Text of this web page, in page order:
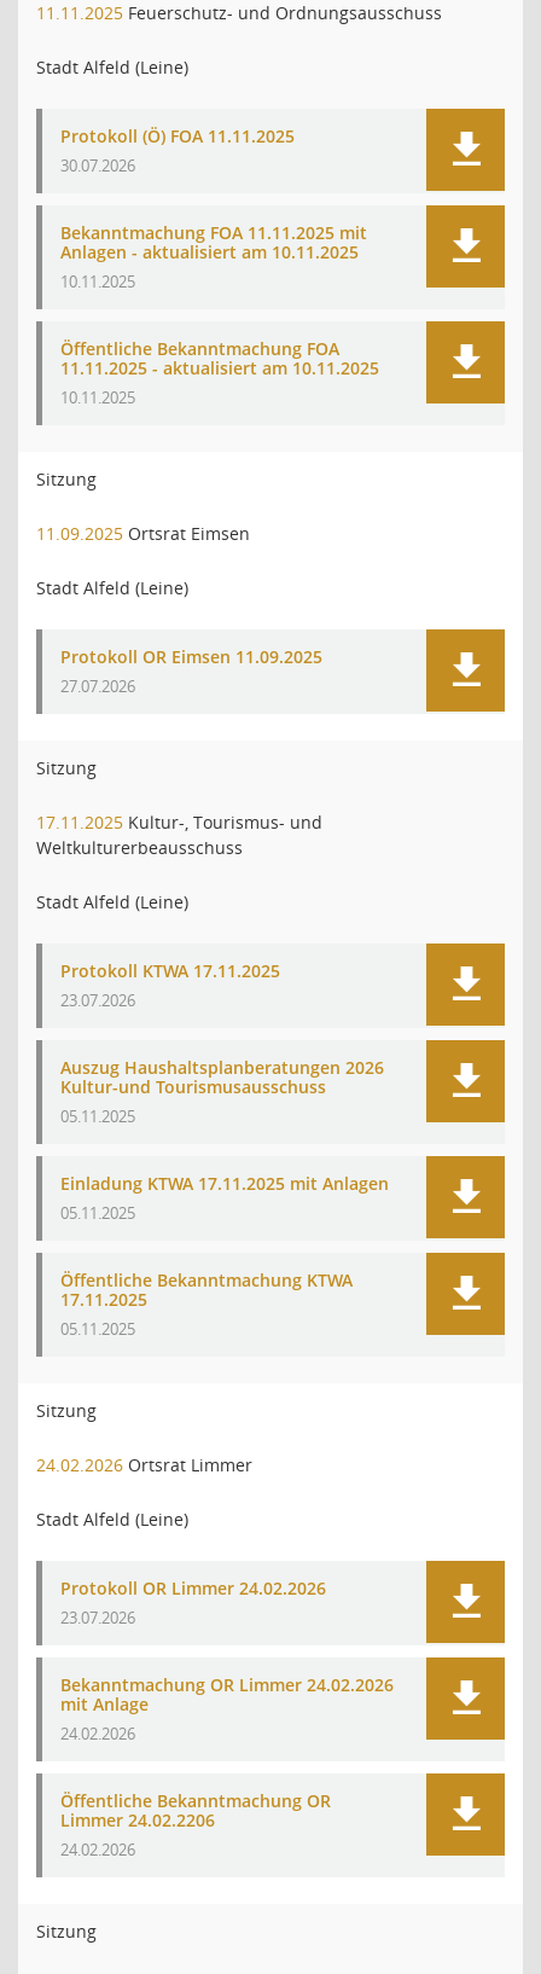
11.11.2025 Feuerschutz- und Ordnungsausschuss
Stadt Alfeld (Leine)
Protokoll (Ö) FOA 11.11.2025
30.07.2026
Bekanntmachung FOA 11.11.2025 mit
Anlagen - aktualisiert am 10.11.2025
10.11.2025
Öffentliche Bekanntmachung FOA
11.11.2025 - aktualisiert am 10.11.2025
10.11.2025
Sitzung
11.09.2025 Ortsrat Eimsen
Stadt Alfeld (Leine)
Protokoll OR Eimsen 11.09.2025
27.07.2026
Sitzung
17.11.2025 Kultur-, Tourismus- und
Weltkulturerbeausschuss
Stadt Alfeld (Leine)
Protokoll KTWA 17.11.2025
23.07.2026
Auszug Haushaltsplanberatungen 2026
Kultur-und Tourismusausschuss
05.11.2025
Einladung KTWA 17.11.2025 mit Anlagen
05.11.2025
Öffentliche Bekanntmachung KTWA
17.11.2025
05.11.2025
Sitzung
24.02.2026 Ortsrat Limmer
Stadt Alfeld (Leine)
Protokoll OR Limmer 24.02.2026
23.07.2026
Bekanntmachung OR Limmer 24.02.2026
mit Anlage
24.02.2026
Öffentliche Bekanntmachung OR
Limmer 24.02.2206
24.02.2026
Sitzung